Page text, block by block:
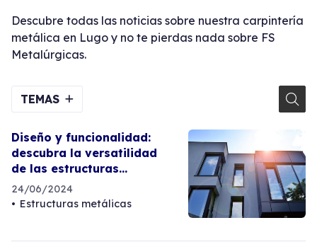
Descubre todas las noticias sobre nuestra carpintería
metálica en Lugo y no te pierdas nada sobre FS
Metalúrgicas.
TEMAS
Diseño y funcionalidad:
descubra la versatilidad
de las estructuras
metálicas
24/06/2024
Estructuras metálicas